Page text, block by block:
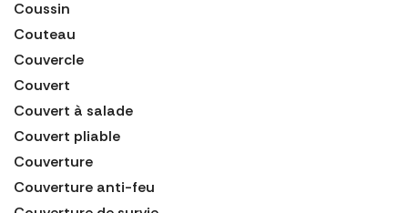
Coussin
Couteau
Couvercle
Couvert
Couvert à salade
Couvert pliable
Couverture
Couverture anti-feu